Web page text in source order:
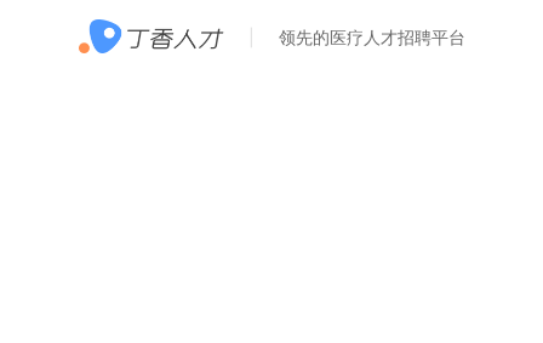
领先的医疗人才招聘平台